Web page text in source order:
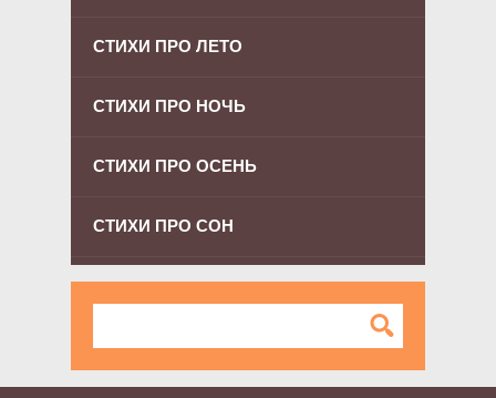
СТИХИ ПРО ЛЕТО
СТИХИ ПРО НОЧЬ
СТИХИ ПРО ОСЕНЬ
СТИХИ ПРО СОН